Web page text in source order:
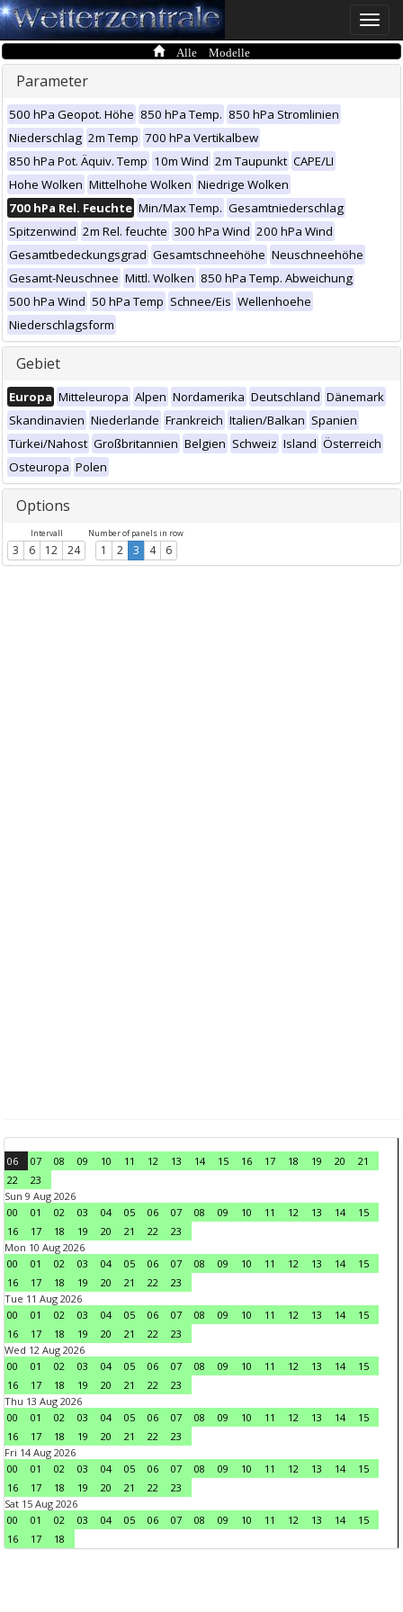
Toggle
Alle Modelle
Parameter
500 hPa Geopot. Höhe 850 hPa Temp. 850 hPa Stromlinien
Niederschlag 2m Temp 700 hPa Vertikalbew
850 hPa Pot. Äquiv. Temp 10m Wind 2m Taupunkt CAPE/LI
Hohe Wolken Mittelhohe Wolken Niedrige Wolken
700 hPa Rel. Feuchte Min/Max Temp. Gesamtniederschlag
Spitzenwind 2m Rel. feuchte 300 hPa Wind 200 hPa Wind
Gesamtbedeckungsgrad Gesamtschneehöhe Neuschneehöhe
Gesamt-Neuschnee Mittl. Wolken 850 hPa Temp. Abweichung
500 hPa Wind 50 hPa Temp Schnee/Eis Wellenhoehe
Niederschlagsform
Gebiet
Europa Mitteleuropa Alpen Nordamerika Deutschland Dänemark
Skandinavien Niederlande Frankreich Italien/Balkan Spanien
Türkei/Nahost Großbritannien Belgien Schweiz Island Österreich
Osteuropa Polen
Options
Intervall
3 6 12 24
Number of panels in row
1 2 3 4 6
06 07 08 09 10 11 12 13 14 15 16 17 18 19 20
21
22
23
Sun 9 Aug 2026
00
01 02 03 04 05 06 07 08 09 10 11 12 13 14
15
16
17 18 19 20 21 22
23
Mon 10 Aug 2026
00
01 02 03 04 05 06 07 08 09 10 11 12 13 14
15
16
17 18 19 20 21 22
23
Tue 11 Aug 2026
00
01 02 03 04 05 06 07 08 09 10 11 12 13 14
15
16
17 18 19 20 21 22
23
Wed 12 Aug 2026
00
01 02 03 04 05 06 07 08 09 10 11 12 13 14
15
16
17 18 19 20 21 22
23
Thu 13 Aug 2026
00
01 02 03 04 05 06 07 08 09 10 11 12 13 14
15
16
17 18 19 20 21 22
23
Fri 14 Aug 2026
00
01 02 03 04 05 06 07 08 09 10 11 12 13 14
15
16
17 18 19 20 21 22
23
Sat 15 Aug 2026
00
01 02 03 04 05 06 07 08 09 10 11 12 13 14
15
16
17 18